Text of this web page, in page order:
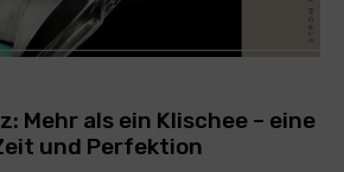
Mehr als ein Klischee – eine
und Perfektion